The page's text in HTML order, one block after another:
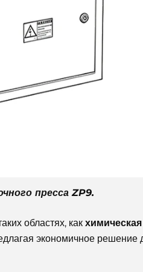
пресса ZP9.
областях, как
экономичное решение